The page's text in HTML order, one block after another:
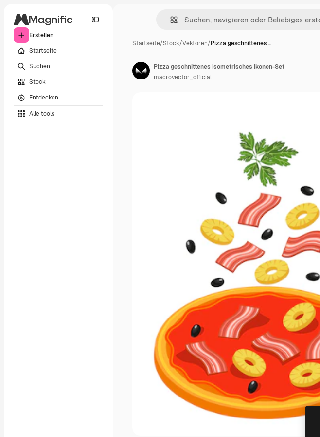
Erstellen
Startseite
Suchen
Stock
Entdecken
Alle tools
Startseite/Stock/Vektoren/Pizza geschnittenes …
Pizza geschnittenes isometrisches Ikonen-Set
macrovector_official